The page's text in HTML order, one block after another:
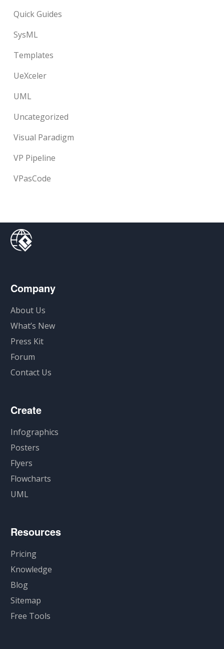
Quick Guides
SysML
Templates
UeXceler
UML
Uncategorized
Visual Paradigm
VP Pipeline
VPasCode
Company
About Us
What’s New
Press Kit
Forum
Contact Us
Create
Infographics
Posters
Flyers
Flowcharts
UML
Resources
Pricing
Knowledge
Blog
Sitemap
Free Tools